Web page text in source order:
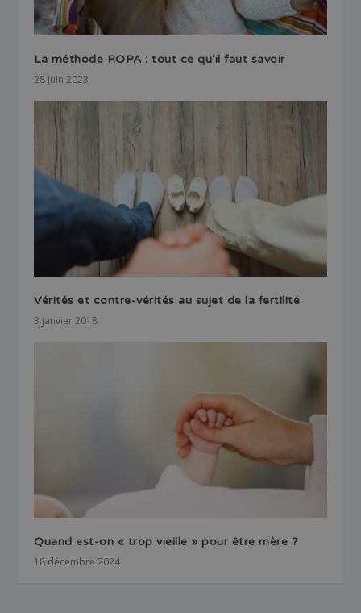
La méthode ROPA : tout ce qu’il faut savoir
28 juin 2023
Vérités et contre-vérités au sujet de la fertilité
3 janvier 2018
Quand est-on « trop vieille » pour être mère ?
18 décembre 2024